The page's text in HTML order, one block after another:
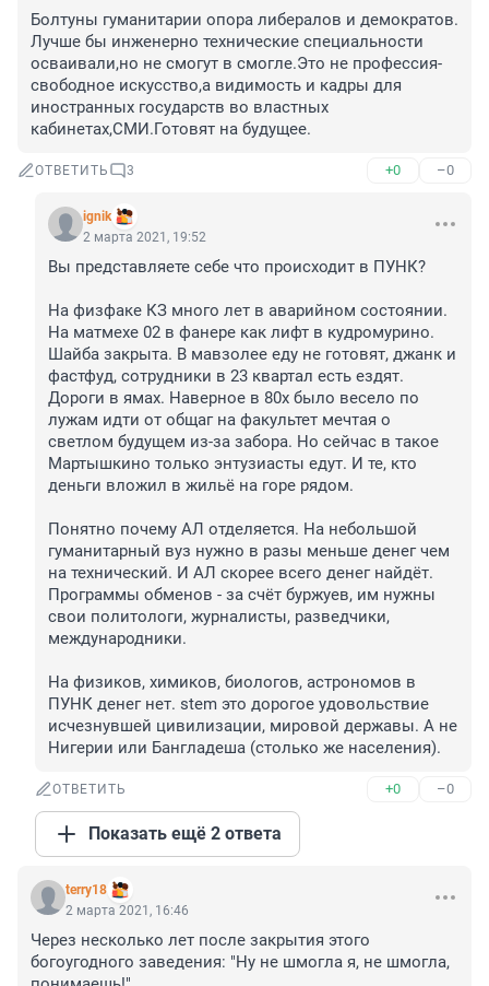
Болтуны гуманитарии опора либералов и демократов.
Лучше бы инженерно технические специальности
осваивали,но не смогут в смогле.Это не профессия-
свободное искусство,а видимость и кадры для
иностранных государств во властных
кабинетах,СМИ.Готовят на будущее.
ОТВЕТИТЬ 3 +0 –0
ignik
2 марта 2021, 19:52
Вы представляете себе что происходит в ПУНК?
На физфаке КЗ много лет в аварийном состоянии.
На матмехе 02 в фанере как лифт в кудромурино.
Шайба закрыта. В мавзолее еду не готовят, джанк и
фастфуд, сотрудники в 23 квартал есть ездят.
Дороги в ямах. Наверное в 80х было весело по
лужам идти от общаг на факультет мечтая о
светлом будущем из-за забора. Но сейчас в такое
Мартышкино только энтузиасты едут. И те, кто
деньги вложил в жильё на горе рядом.
Понятно почему АЛ отделяется. На небольшой
гуманитарный вуз нужно в разы меньше денег чем
на технический. И АЛ скорее всего денег найдёт.
Программы обменов - за счёт буржуев, им нужны
свои политологи, журналисты, разведчики,
международники.
На физиков, химиков, биологов, астрономов в
ПУНК денег нет. stem это дорогое удовольствие
исчезнувшей цивилизации, мировой державы. А не
Нигерии или Бангладеша (столько же населения).
ОТВЕТИТЬ +0 –0
Показать ещё 2 ответа
terry18
2 марта 2021, 16:46
Через несколько лет после закрытия этого
богоугодного заведения: "Ну не шмогла я, не шмогла,